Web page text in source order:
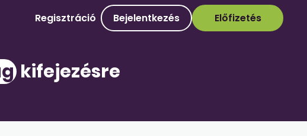
Regisztráció Bejelentkezés Előfizetés
kifejezésre